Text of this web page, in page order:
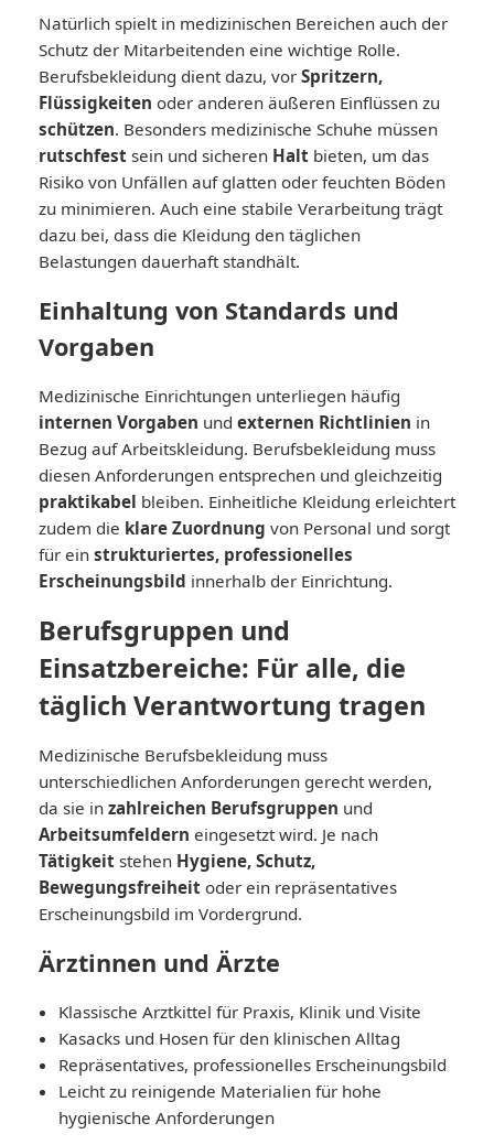
Natürlich spielt in medizinischen Bereichen auch der
Schutz der Mitarbeitenden eine wichtige Rolle.
Berufsbekleidung dient dazu, vor Spritzern,
Flüssigkeiten oder anderen äußeren Einflüssen zu
schützen. Besonders medizinische Schuhe müssen
rutschfest sein und sicheren Halt bieten, um das
Risiko von Unfällen auf glatten oder feuchten Böden
zu minimieren. Auch eine stabile Verarbeitung trägt
dazu bei, dass die Kleidung den täglichen
Belastungen dauerhaft standhält.
Einhaltung von Standards und
Vorgaben
Medizinische Einrichtungen unterliegen häufig
internen Vorgaben und externen Richtlinien in
Bezug auf Arbeitskleidung. Berufsbekleidung muss
diesen Anforderungen entsprechen und gleichzeitig
praktikabel bleiben. Einheitliche Kleidung erleichtert
zudem die klare Zuordnung von Personal und sorgt
für ein strukturiertes, professionelles
Erscheinungsbild innerhalb der Einrichtung.
Berufsgruppen und
Einsatzbereiche: Für alle, die
täglich Verantwortung tragen
Medizinische Berufsbekleidung muss
unterschiedlichen Anforderungen gerecht werden,
da sie in zahlreichen Berufsgruppen und
Arbeitsumfeldern eingesetzt wird. Je nach
Tätigkeit stehen Hygiene, Schutz,
Bewegungsfreiheit oder ein repräsentatives
Erscheinungsbild im Vordergrund.
Ärztinnen und Ärzte
Klassische Arztkittel für Praxis, Klinik und Visite
Kasacks und Hosen für den klinischen Alltag
Repräsentatives, professionelles Erscheinungsbild
Leicht zu reinigende Materialien für hohe
hygienische Anforderungen